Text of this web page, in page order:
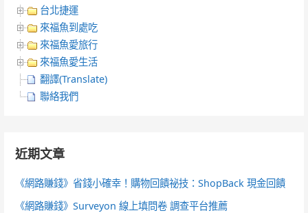
台北捷運
來福魚到處吃
來福魚愛旅行
來福魚愛生活
翻譯(Translate)
聯絡我們
近期文章
《網路賺錢》省錢小確幸！購物回饋祕技：ShopBack 現金回饋
《網路賺錢》Surveyon 線上填問卷 調查平台推薦